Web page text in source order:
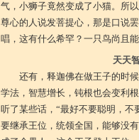
气，小狮子竟然变成了小猫。所
尊心的人说发菩提心，那是口说
唱，这有什么希罕？一只鸟尚且能
天天
还有，释迦佛在做王子的时
学法，智慧增长，钝根也会变利
听了某些话，“最好不要聪明，不
要继承王位，统领全国，能够没